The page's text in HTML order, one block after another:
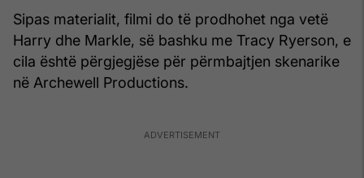
Sipas materialit, filmi do të prodhohet nga vetë
Harry dhe Markle, së bashku me Tracy Ryerson, e
cila është përgjegjëse për përmbajtjen skenarike
në Archewell Productions.